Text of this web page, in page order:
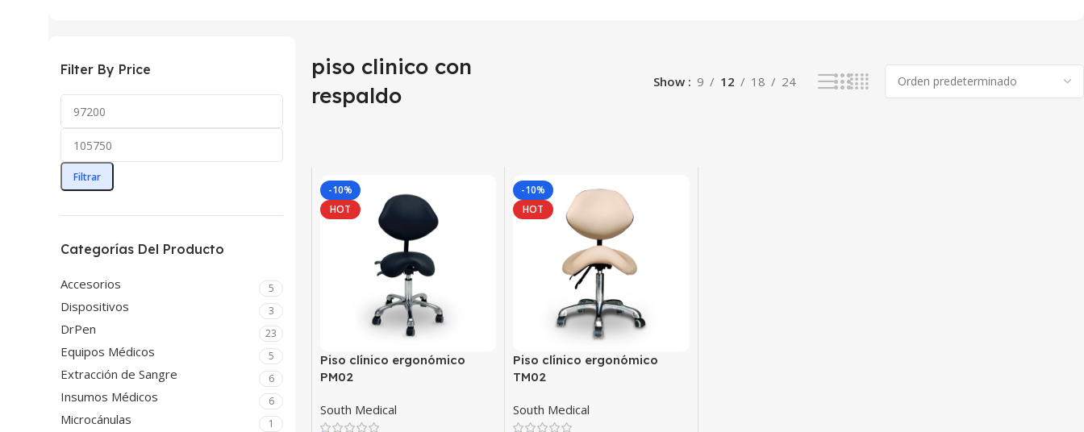
Filter By Price
Filtrar
Categorías Del Producto
Accesorios 5
Dispositivos 3
DrPen 23
Equipos Médicos 5
Extracción de Sangre 6
Insumos Médicos 6
Microcánulas 1
piso clinico con
respaldo
Show 9 12 18 24
-10%
HOT
Piso clínico ergonómico
PM02
South Medical
-10%
HOT
Piso clínico ergonómico
TM02
South Medical